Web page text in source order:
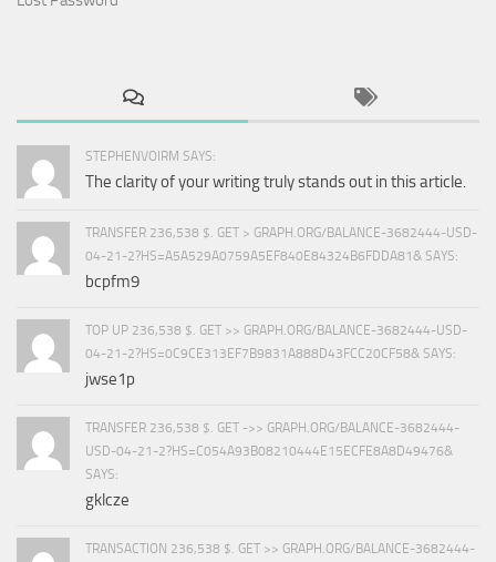
STEPHENVOIRM SAYS:
The clarity of your writing truly stands out in this article.
TRANSFER 236,538 $. GET > GRAPH.ORG/BALANCE-3682444-USD-
04-21-2?HS=A5A529A0759A5EF840E84324B6FDDA81& SAYS:
bcpfm9
TOP UP 236,538 $. GET >> GRAPH.ORG/BALANCE-3682444-USD-
04-21-2?HS=0C9CE313EF7B9831A888D43FCC20CF58& SAYS:
jwse1p
TRANSFER 236,538 $. GET ->> GRAPH.ORG/BALANCE-3682444-
USD-04-21-2?HS=C054A93B08210444E15ECFE8A8D49476&
SAYS:
gklcze
TRANSACTION 236,538 $. GET >> GRAPH.ORG/BALANCE-3682444-